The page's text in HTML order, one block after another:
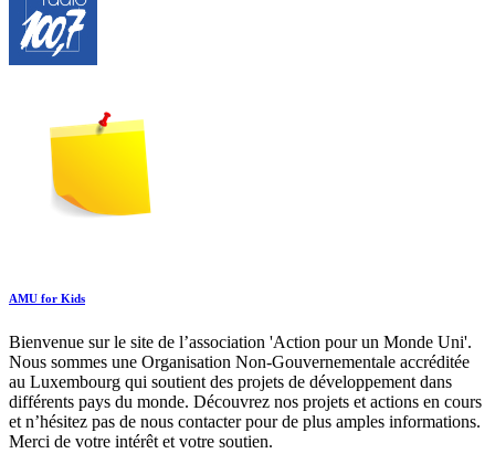
AMU for Kids
Bienvenue sur le site de l’association 'Action pour un Monde Uni'.
Nous sommes une Organisation Non-Gouvernementale accréditée
au Luxembourg qui soutient des projets de développement dans
différents pays du monde. Découvrez nos projets et actions en cours
et n’hésitez pas de nous contacter pour de plus amples informations.
Merci de votre intérêt et votre soutien.